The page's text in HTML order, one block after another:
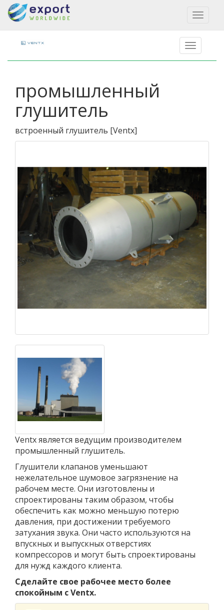
Toggle
промышленный
глушитель
встроенный глушитель [Ventx]
Ventx является ведущим производителем
промышленный глушитель.
Глушители клапанов уменьшают
нежелательное шумовое загрязнение на
рабочем месте. Они изготовлены и
спроектированы таким образом, чтобы
обеспечить как можно меньшую потерю
давления, при достижении требуемого
затухания звука. Они часто используются на
впускных и выпускных отверстиях
компрессоров и могут быть спроектированы
для нужд каждого клиента.
Сделайте свое рабочее место более
спокойным с Ventx.